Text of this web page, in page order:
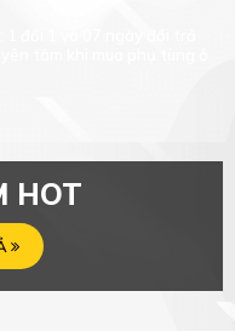
phụ tùng ô tô các dòng
Kho phụ tùng sẵn có, đa
tốt.